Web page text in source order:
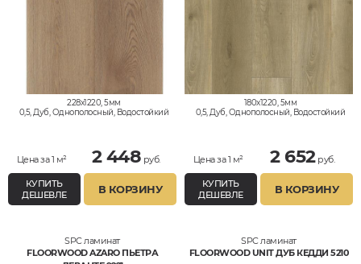
228x1220, 5мм
0,5, Дуб, Однополосный, Водостойкий
Цена за 1 м² 2 448 руб.
КУПИТЬ
ДЕШЕВЛЕ
В КОРЗИНУ
180x1220, 5мм
0,5, Дуб, Однополосный, Водостойкий
Цена за 1 м² 2 652руб.
КУПИТЬ
ДЕШЕВЛЕ
В КОРЗИНУ
SPC ламинат
FLOORWOOD AZARO ПЬЕТРА
SPC ламинат
FLOORWOOD UNIT ДУБ КЕДДИ 5210